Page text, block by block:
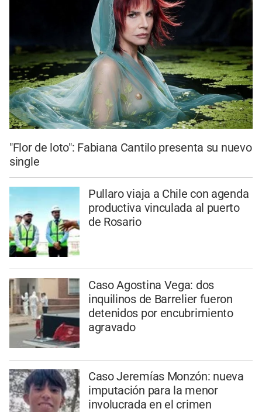
"Flor de loto": Fabiana Cantilo presenta su nuevo
single
Pullaro viaja a Chile con agenda
productiva vinculada al puerto
de Rosario
Caso Agostina Vega: dos
inquilinos de Barrelier fueron
detenidos por encubrimiento
agravado
Caso Jeremías Monzón: nueva
imputación para la menor
involucrada en el crimen